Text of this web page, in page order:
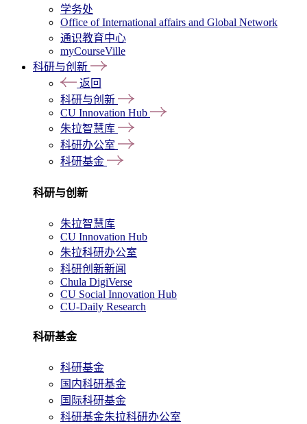
学务处
Office of International affairs and Global Network
通识教育中心
myCourseVille
科研与创新
返回
科研与创新
CU Innovation Hub
朱拉智慧库
科研办公室
科研基金
科研与创新
朱拉智慧库
CU Innovation Hub
朱拉科研办公室
科研创新新闻
Chula DigiVerse
CU Social Innovation Hub
CU-Daily Research
科研基金
科研基金
国内科研基金
国际科研基金
科研基金朱拉科研办公室